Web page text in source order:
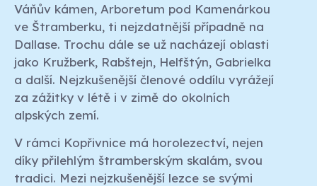
Váňův kámen, Arboretum pod Kamenárkou
ve Štramberku, ti nejzdatnější případně na
Dallase. Trochu dále se už nacházejí oblasti
jako Kružberk, Rabštejn, Helfštýn, Gabrielka
a další. Nejzkušenější členové oddílu vyrážejí
za zážitky v létě i v zimě do okolních
alpských zemí.
V rámci Kopřivnice má horolezectví, nejen
díky přilehlým štramberským skalám, svou
tradici. Mezi nejzkušenější lezce se svými